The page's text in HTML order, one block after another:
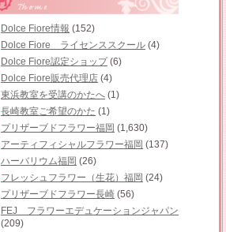
Dolce Fiore情報 (152)
Dolce Fiore ライセンススクール (4)
Dolce Fiore認定ショップ(6)
Dolce Fiore販売代理店 (4)
東浜教室を受講のかたへ (1)
長崎教室ご希望のかた (1)
プリザーブドフラワー福岡 (1,630)
アーティフィシャルフラワー福岡 (137)
ハーバリウム福岡 (26)
フレッシュフラワー（生花）福岡 (24)
プリザーブドフラワー長崎 (56)
FEJ フラワーエデュケーションジャパン
(209)